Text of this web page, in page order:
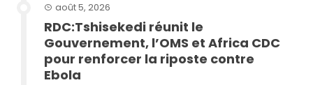
août 5, 2026
RDC:Tshisekedi réunit le
Gouvernement, l’OMS et Africa CDC
pour renforcer la riposte contre
Ebola